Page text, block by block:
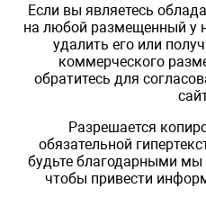
Если вы являетесь
на любой размещенный у
удалить его или
коммерческого
обратитесь для
Разрешается
обязательной
будьте благодарными мы
чтобы привести